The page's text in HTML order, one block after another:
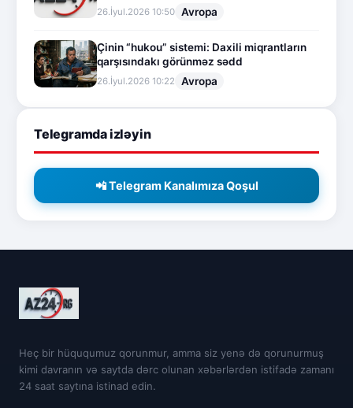
26.İyul.2026 10:50 Avropa
Çinin “hukou” sistemi: Daxili miqrantların
qarşısındakı görünməz sədd
26.İyul.2026 10:22 Avropa
Telegramda izləyin
📲 Telegram Kanalımıza Qoşul
Heç bir hüququmuz qorunmur, amma siz yenə də qorunurmuş
kimi davranın və saytda dərc olunan xəbərlərdən istifadə zamanı
24 saat saytına istinad edin.